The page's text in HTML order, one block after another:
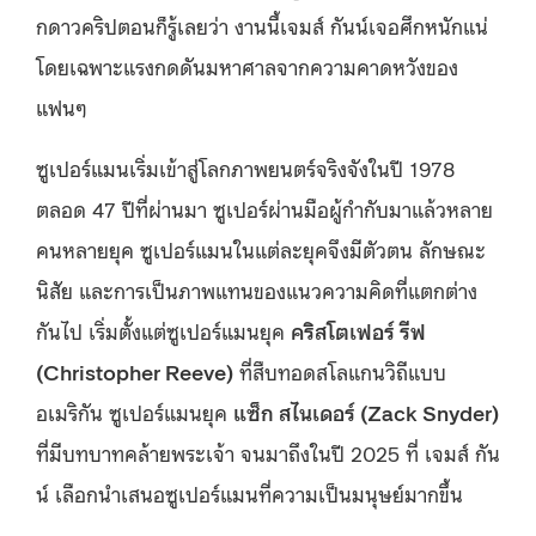
กดาวคริปตอนก็รู้เลยว่า งานนี้เจมส์ กันน์เจอศึกหนักแน่
โดยเฉพาะแรงกดดันมหาศาลจากความคาดหวังของ
แฟนๆ
ซูเปอร์แมนเริ่มเข้าสู่โลกภาพยนตร์จริงจังในปี 1978
ตลอด 47 ปีที่ผ่านมา ซูเปอร์ผ่านมือผู้กำกับมาแล้วหลาย
คนหลายยุค ซูเปอร์แมนในแต่ละยุคจึงมีตัวตน ลักษณะ
นิสัย และการเป็นภาพแทนของแนวความคิดที่แตกต่าง
กันไป เริ่มตั้งแต่ซูเปอร์แมนยุค คริสโตเฟอร์ รีฟ
(Christopher Reeve) ที่สืบทอดสโลแกนวิถีแบบ
อเมริกัน ซูเปอร์แมนยุค แซ็ก สไนเดอร์ (Zack Snyder)
ที่มีบทบาทคล้ายพระเจ้า จนมาถึงในปี 2025 ที่ เจมส์ กัน
น์ เลือกนำเสนอซูเปอร์แมนที่ความเป็นมนุษย์มากขึ้น